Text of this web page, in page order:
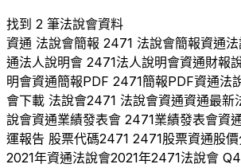
找到 2 筆法說會資料
資通 法說會簡報 2471 法說會簡報資通
通法人說明會 2471法人說明會資通財報
明會資通簡報PDF 2471簡報PDF資通法
會下載 法說會2471 法說會資通資通最新
說會資通業績發表會 2471業績發表會資
運報告 股票代碼2471 2471股票資通股
2021年資通法說會2021年2471法說會 Q4